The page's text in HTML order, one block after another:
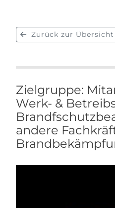
Zurück zur Übersicht
Zielgruppe:
Werk- &
andere